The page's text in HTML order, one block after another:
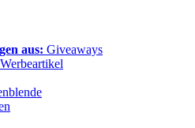
aus: Giveaways